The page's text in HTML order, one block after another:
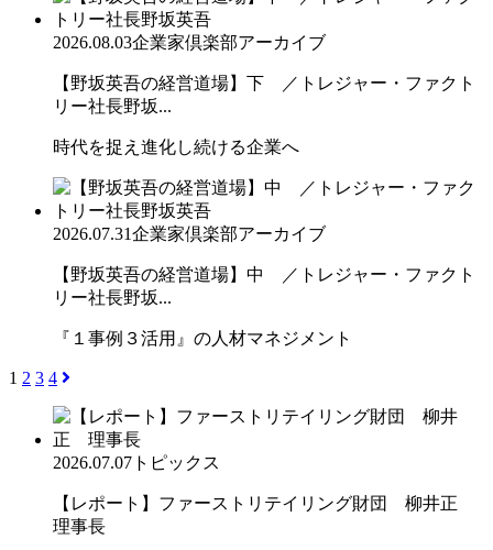
2026.08.03企業家倶楽部アーカイブ
【野坂英吾の経営道場】下 ／トレジャー・ファクト
リー社長野坂...
時代を捉え進化し続ける企業へ
2026.07.31企業家倶楽部アーカイブ
【野坂英吾の経営道場】中 ／トレジャー・ファクト
リー社長野坂...
『１事例３活用』の人材マネジメント
1 2 3 4
2026.07.07 トピックス
【レポート】ファーストリテイリング財団 柳井正
理事長